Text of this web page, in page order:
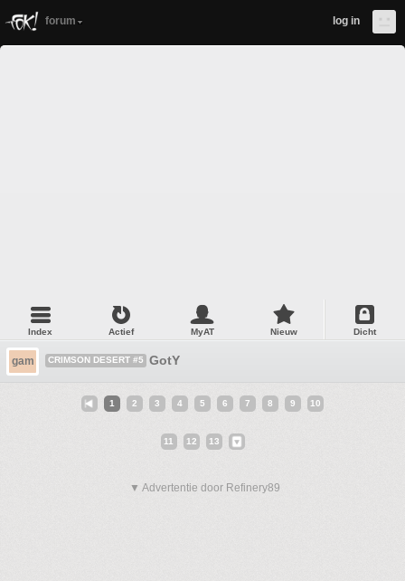
forum log in
Index Actief MyAT Nieuw Dicht
gam CRIMSON DESERT #5 GotY
1 2 3 4 5 6 7 8 9 10
11 12 13
▼ Advertentie door Refinery89